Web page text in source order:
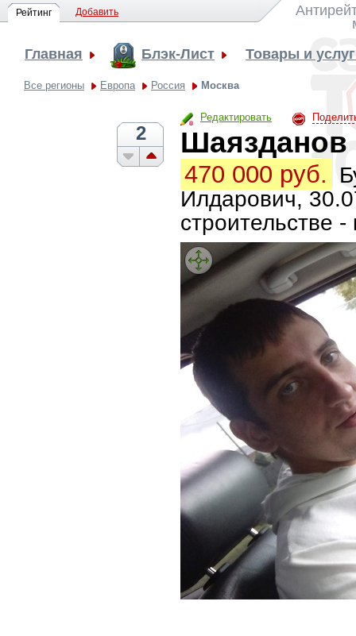
Рейтинг Добавить
Главная
Блэк-Лист Товары и
Все регионы Европа Россия Москва
Редактировать
2 Шаязданов
470 000 руб.
Илдарович,
строительстве -